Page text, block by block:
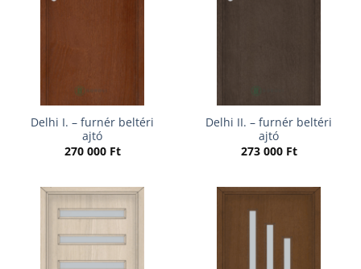
Delhi I. – furnér beltéri
ajtó
270 000 Ft
Delhi II. – furnér beltéri
ajtó
273 000 Ft